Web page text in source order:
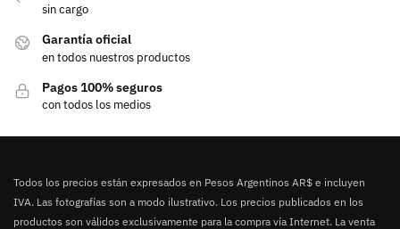
sin cargo
Garantía oficial
en todos nuestros productos
Pagos 100% seguros
con todos los medios
Todos los precios están expresados en Pesos Argentinos AR$ e incluyen
IVA. Las fotografías son a modo ilustrativo. Los precios publicados en los
productos son válidos exclusivamente para la compra vía Internet. La venta